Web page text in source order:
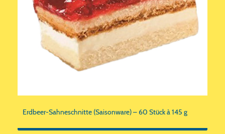
Erdbeer-Sahneschnitte (Saisonware) – 60 Stück à 145 g